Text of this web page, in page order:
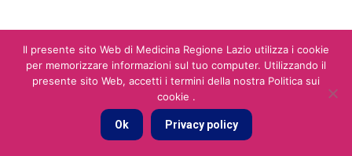
Il presente sito Web di Medicina Regione Lazio utilizza i cookie
per memorizzare informazioni sul tuo computer. Utilizzando il
presente sito Web, accetti i termini della nostra Politica sui
cookie .
Ok Privacy policy